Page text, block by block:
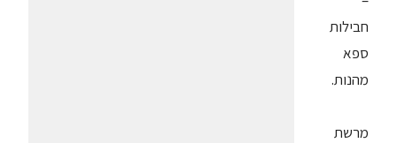
חבילות
ספא
מהנות.
מרשת